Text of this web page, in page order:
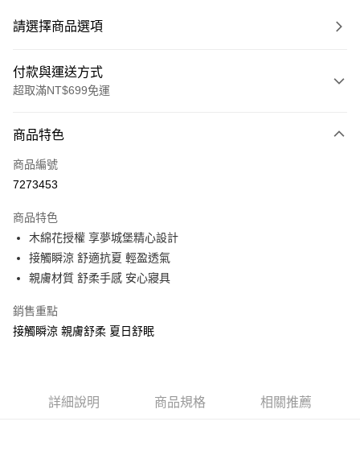
請選擇商品選項
付款與運送方式
超取滿NT$699免運
信用卡一次付款
超商取貨付款
Apple Pay
街口支付
Google Pay
商品特色
商品編號
7273453
商品特色
木綿花授權 享夢城堡精心設計
接觸瞬涼 舒適抗夏 輕盈透氣
親膚材質 舒柔手感 安心寢具
銷售重點
接觸瞬涼 親膚舒柔 夏日舒眠
詳細說明 商品規格 相關推薦